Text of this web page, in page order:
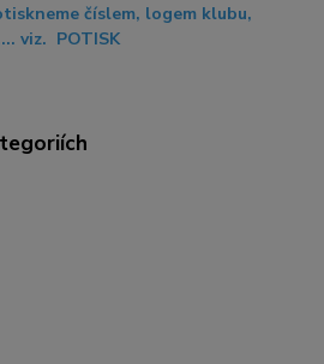
číslem, logem klubu,
viz. POTISK